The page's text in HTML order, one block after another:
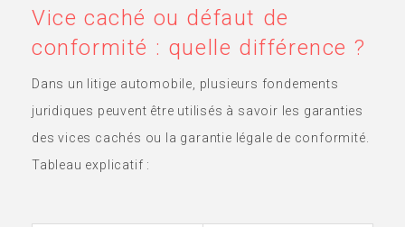
Vice caché ou défaut de
conformité : quelle différence ?
Dans un litige automobile, plusieurs fondements
juridiques peuvent être utilisés à savoir les garanties
des vices cachés ou la garantie légale de conformité.
Tableau explicatif :